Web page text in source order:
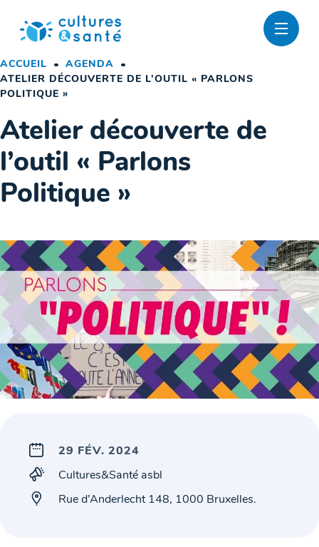
contenu
ACCUEIL
AGENDA
ATELIER DÉCOUVERTE DE L’OUTIL « PARLONS
POLITIQUE »
Atelier découverte de
l’outil « Parlons
Politique »
29 FÉV. 2024
Cultures&Santé asbl
Rue d’Anderlecht 148, 1000 Bruxelles.